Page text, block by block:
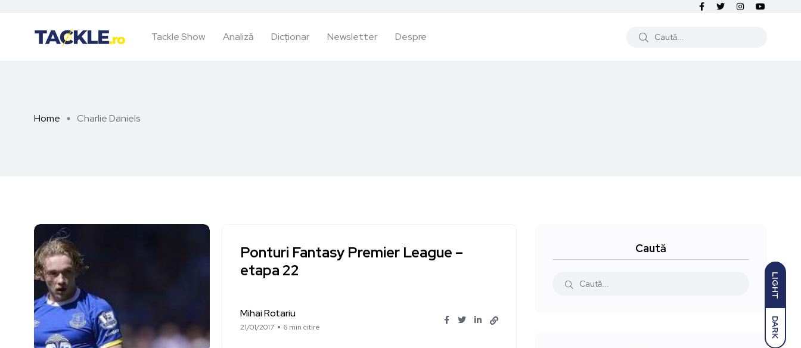
LIGHT
DARK
Tackle Show Analiză Dicționar Newsletter Despre
Home Charlie Daniels
Ponturi Fantasy Premier League –
etapa 22
Mihai Rotariu
21/01/2017 6 min citire
Caută